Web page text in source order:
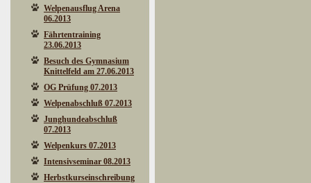
Welpenausflug Arena
06.2013
Fährtentraining
23.06.2013
Besuch des Gymnasium
Knittelfeld am 27.06.2013
OG Prüfung 07.2013
Welpenabschluß 07.2013
Junghundeabschluß
07.2013
Welpenkurs 07.2013
Intensivseminar 08.2013
Herbstkurseinschreibung